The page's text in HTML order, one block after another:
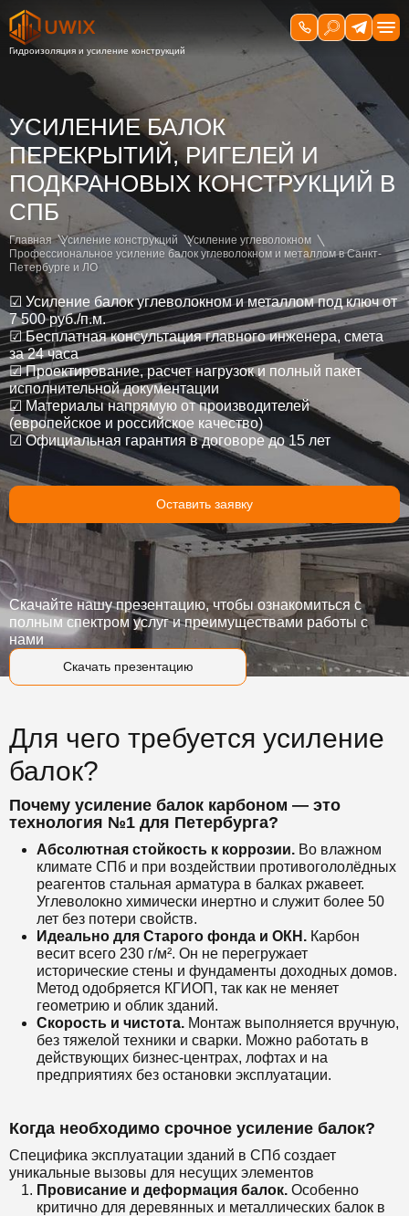
УСИЛЕНИЕ БАЛОК
ПЕРЕКРЫТИЙ, РИГЕЛЕЙ И
ПОДКРАНОВЫХ КОНСТРУКЦИЙ В
СПБ
Главная Усиление конструкций
Усиление углеволокном
Профессиональное усиление балок углеволокном и металлом в Санкт-
Петербурге и ЛО
☑ Усиление балок углеволокном и металлом под ключ от
7 500 руб./п.м.
☑ Бесплатная консультация главного инженера, смета
за 24 часа
☑ Проектирование, расчет нагрузок и полный пакет
исполнительной документации
☑ Материалы напрямую от производителей
(европейское и российское качество)
☑Официальная гарантия в договоре до 15 лет
Оставить заявку
Скачать презентацию
Скачайте нашу презентацию, чтобы ознакомиться с
полным спектром услуг и преимуществами работы с
нами
Для чего требуется усиление
балок?
Почему усиление балок карбоном — это
технология №1 для Петербурга?
Абсолютная стойкость к коррозии. Во влажном
климате СПб и при воздействии противогололёдных
реагентов стальная арматура в балках ржавеет.
Углеволокно химически инертно и служит более 50
лет без потери свойств.
Идеально для Старого фонда и ОКН. Карбон
весит всего 230 г/м². Он не перегружает
исторические стены и фундаменты доходных домов.
Метод одобряется КГИОП, так как не меняет
геометрию и облик зданий.
Скорость и чистота. Монтаж выполняется вручную,
без тяжелой техники и сварки. Можно работать в
действующих бизнес-центрах, лофтах и на
предприятиях без остановки эксплуатации.
Когда необходимо срочное усиление балок?
Специфика эксплуатации зданий в СПб создает
уникальные вызовы для несущих элементов
Провисание и деформация балок. Особенно
критично для деревянных и металлических балок в